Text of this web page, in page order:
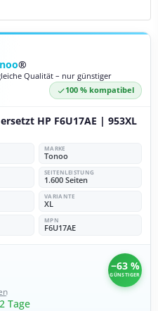
®
Qualität – nur günstiger
100 % kompatibel
HP F6U17AE | 953XL
MARKE
Tonoo
SEITENLEISTUNG
1.600 Seiten
VARIANTE
XL
MPN
F6U17AE
−63 %
GÜNSTIGER
Tage